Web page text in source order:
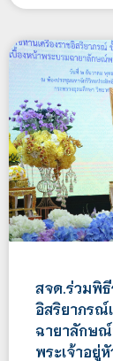
สจด.ร่วมพิ
อิสริยาภรณ์
ฉายาลักษ
พระเจ้าอยู่